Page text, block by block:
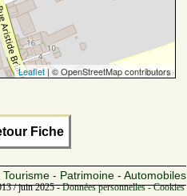
Leaflet | © OpenStreetMap contributors
Fiche
- Patrimoine - Automobiles
/ juin 2025 -Données personnelles -